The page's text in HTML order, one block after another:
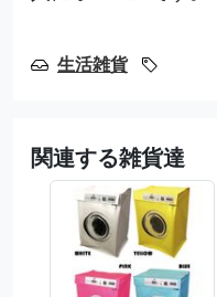
生活雑貨
関連する雑貨達